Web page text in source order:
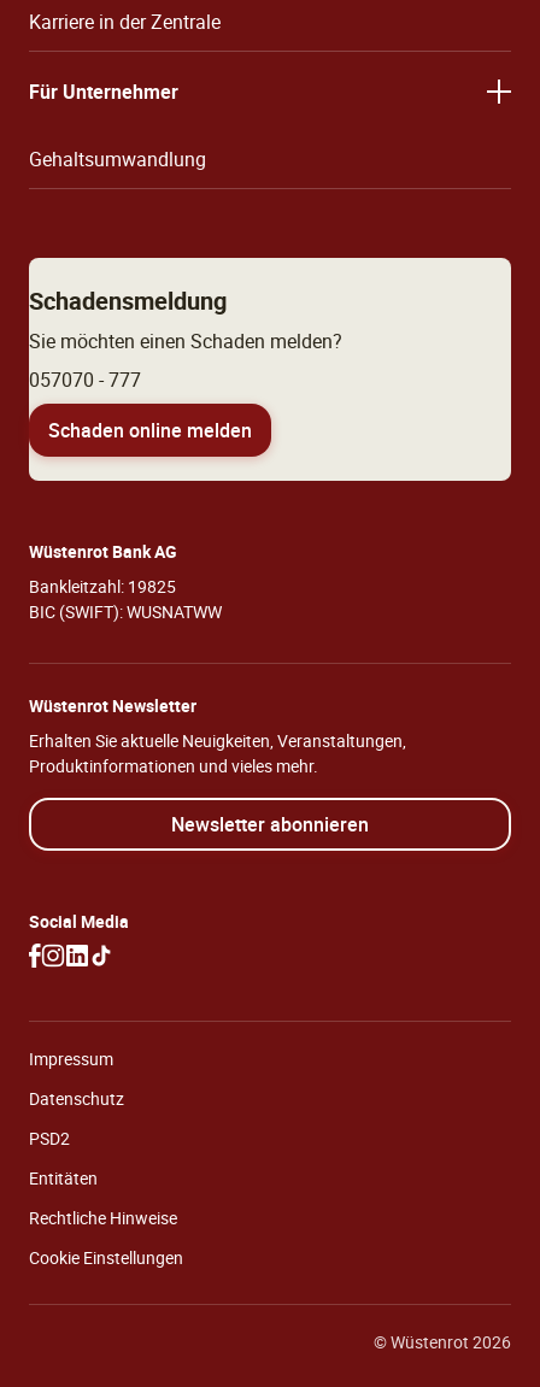
Karriere in der Zentrale
Für Unternehmer
Gehaltsumwandlung
Schadensmeldung
Sie möchten einen Schaden melden?
057070 - 777
Schaden online melden
Wüstenrot Bank AG
Bankleitzahl: 19825
BIC (SWIFT): WUSNATWW
Wüstenrot Newsletter
Erhalten Sie aktuelle Neuigkeiten, Veranstaltungen,
Produktinformationen und vieles mehr.
Newsletter abonnieren
Social Media
Impressum
Datenschutz
PSD2
Entitäten
Rechtliche Hinweise
Cookie Einstellungen
© Wüstenrot 2026